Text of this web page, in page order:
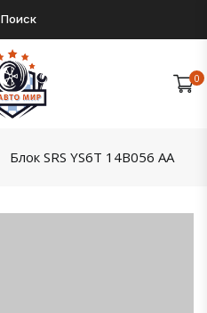
Поиск
0
Блок SRS YS6T 14B056 AA